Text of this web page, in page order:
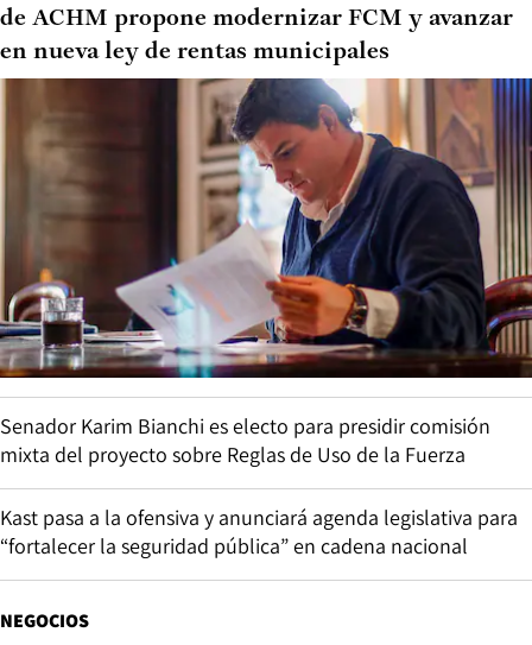
de ACHM propone modernizar FCM y avanzar
en nueva ley de rentas municipales
Senador Karim Bianchi es electo para presidir comisión
mixta del proyecto sobre Reglas de Uso de la Fuerza
Kast pasa a la ofensiva y anunciará agenda legislativa para
“fortalecer la seguridad pública” en cadena nacional
NEGOCIOS